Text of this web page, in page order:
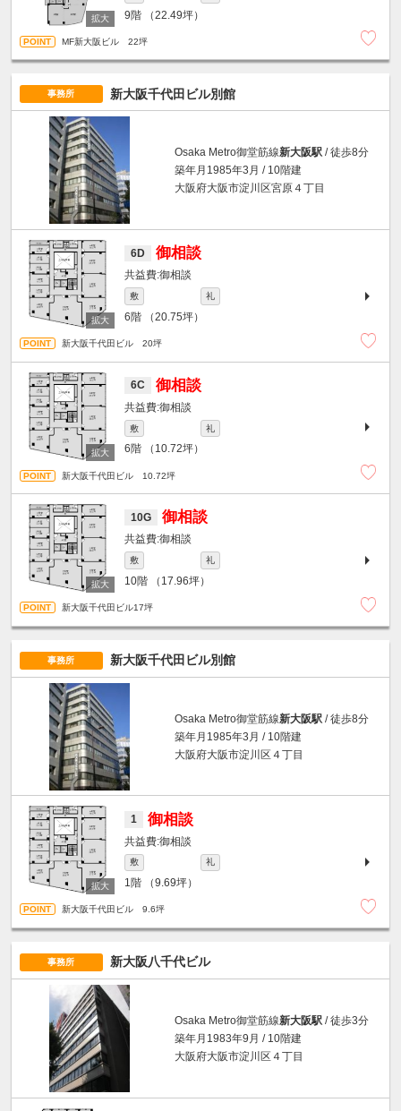
9階 （22.49坪）
MF新大阪ビル 22坪
事務所 新大阪千代田ビル別館
Osaka Metro御堂筋線新大阪駅 / 徒歩8分
築年月1985年3月 / 10階建
大阪府大阪市淀川区宮原４丁目
6D 御相談
御相談
敷 礼
6階 （20.75坪）
新大阪千代田ビル 20坪
6C 御相談
御相談
敷 礼
6階 （10.72坪）
新大阪千代田ビル 10.72坪
10G 御相談
御相談
敷 礼
10階 （17.96坪）
新大阪千代田ビル17坪
事務所 新大阪千代田ビル別館
Osaka Metro御堂筋線新大阪駅 / 徒歩8分
築年月1985年3月 / 10階建
大阪府大阪市淀川区４丁目
1 御相談
御相談
敷 礼
1階 （9.69坪）
新大阪千代田ビル 9.6坪
事務所 新大阪八千代ビル
Osaka Metro御堂筋線新大阪駅 / 徒歩3分
築年月1983年9月 / 10階建
大阪府大阪市淀川区４丁目